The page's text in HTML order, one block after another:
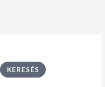
KERESÉS